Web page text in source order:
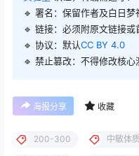
🔹 署名：保留作者及白日梦
🔹 链接：必须附原文链接或
🔹 协议：默认CC BY 4.0
🔹 禁止篡改：不得修改核
海报分享 收藏
200-300 中敏体